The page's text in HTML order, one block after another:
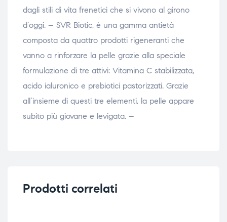
dagli stili di vita frenetici che si vivono al girono
d’oggi. – SVR Biotic, è una gamma antietà
composta da quattro prodotti rigeneranti che
vanno a rinforzare la pelle grazie alla speciale
formulazione di tre attivi: Vitamina C stabilizzata,
acido ialuronico e prebiotici pastorizzati. Grazie
all’insieme di questi tre elementi, la pelle appare
subito più giovane e levigata. –
Prodotti correlati